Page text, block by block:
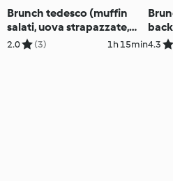
Brunch tedesco (muffin
salati, uova strapazzate,
granola e yogurt)
2.0 (3) 1h 15min4.3